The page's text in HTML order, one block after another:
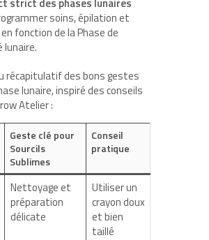
soins, épilation et
fonction de la Phase de
lunaire.
récapitulatif des bons gestes
lunaire, inspiré des conseils
Atelier :
Geste clé pour
Sourcils
Sublimes
Conseil
pratique
Nettoyage et
préparation
délicate
Utiliser un
crayon doux
et bien
taillé